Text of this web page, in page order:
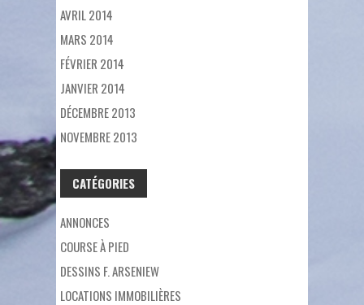
AVRIL 2014
MARS 2014
FÉVRIER 2014
JANVIER 2014
DÉCEMBRE 2013
NOVEMBRE 2013
CATÉGORIES
ANNONCES
COURSE À PIED
DESSINS F. ARSENIEW
LOCATIONS IMMOBILIÈRES